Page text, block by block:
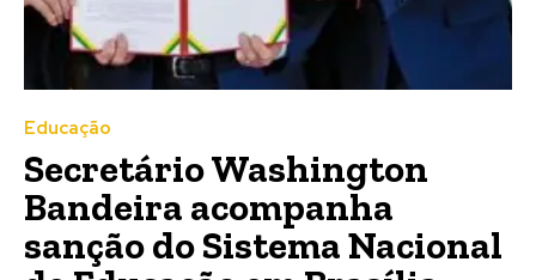
Educação
Secretário Washington
Bandeira acompanha
sanção do Sistema Nacional